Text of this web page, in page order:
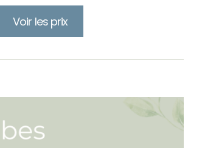
Voir les prix